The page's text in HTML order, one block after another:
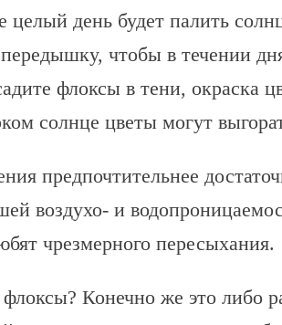
целый день будет палить
чтобы в течении
флоксы в тени, окраска
солнце цветы могут
предпочтительнее
воздухо- и
чрезмерного пересыхания.
Конечно же это либо